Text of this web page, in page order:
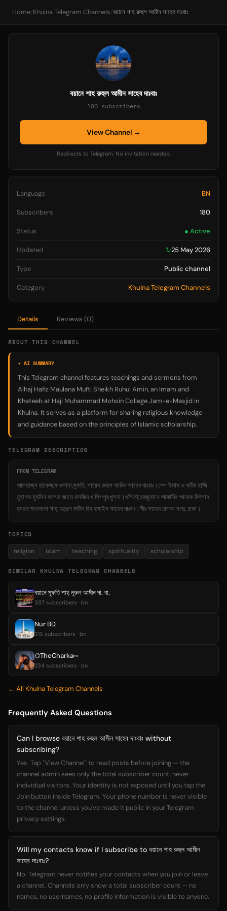
Home/ Khulna Telegram Channels/বয়ানে শাহ রুহুল আমীন সাহেব দাঃবাঃ
Details Reviews (0)
ABOUT THIS CHANNEL
✦ AI SUMMARY
This Telegram channel features teachings and sermons from
Alhaj Hafiz Maulana Mufti Sheikh Ruhul Amin, an Imam and
Khateeb at Haji Muhammad Mohsin College Jam-e-Masjid in
Khulna. It serves as a platform for sharing religious knowledge
and guidance based on the principles of Islamic scholarship.
TELEGRAM DESCRIPTION
FROM TELEGRAM
আলহাজ্ব হাফেজ,মাওলানা,মুফতি, শায়েখ রুহুল আমিন সাহেব দাঃবাঃ।পেশ ইমাম ও খতীব হাজি
মুহাম্মদ মুহসিন কলেজ জামে মসজিদ খালিশপুর,খুলনা।খলিফা,তরজুমানে আকাবির আরেফ বিল্লাহ
হযরত মাওলানা শাহ্ আব্দুল মতীন বিন হুসাইন সাহেব দাঃবাঃ।পীর সাহেব ঢালকা নগর, ঢাকা।
TOPICS
religion islam teaching spirituality scholarship
SIMILAR KHULNA TELEGRAM CHANNELS
বয়ানে মুফতি শাহ্ নূরুল আমীন দা. বা.
387 subscribers · bn
Nur BD
313 subscribers · bn
⌬TheCharka⑅
234 subscribers · bn
← All Khulna Telegram Channels
বয়ানে শাহ রুহুল আমীন সাহেব দাঃবাঃ
180 subscribers
View Channel →
Redirects to Telegram. No invitation needed.
Language BN
Subscribers 180
Status ● Active
Updated ↻25 May 2026
Type Public channel
Category Khulna Telegram Channels
Frequently Asked Questions
Can I browse বয়ানে শাহ রুহুল আমীন সাহেব দাঃবাঃ without
subscribing?
Yes. Tap "View Channel" to read posts before joining — the
channel admin sees only the total subscriber count, never
individual visitors. Your identity is not exposed until you tap the
Join button inside Telegram. Your phone number is never visible
to the channel unless you've made it public in your Telegram
privacy settings.
Will my contacts know if I subscribe to বয়ানে শাহ রুহুল আমীন
সাহেব দাঃবাঃ?
No. Telegram never notifies your contacts when you join or leave
a channel. Channels only show a total subscriber count — no
names, no usernames, no profile information is visible to anyone.